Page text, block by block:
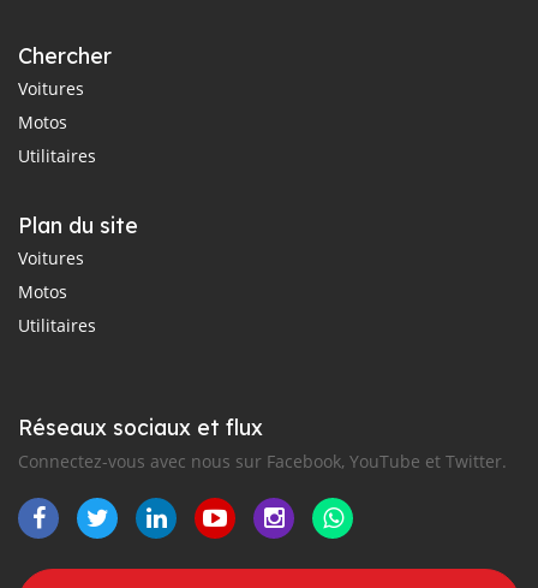
Chercher
Voitures
Motos
Utilitaires
Plan du site
Voitures
Motos
Utilitaires
Réseaux sociaux et flux
Connectez-vous avec nous sur Facebook, YouTube et Twitter.